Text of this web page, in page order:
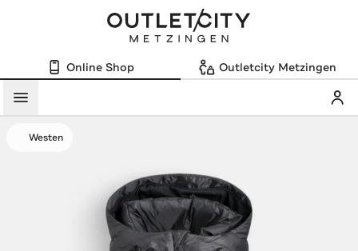
Online Shop Outletcity Metzingen
Menü
Westen